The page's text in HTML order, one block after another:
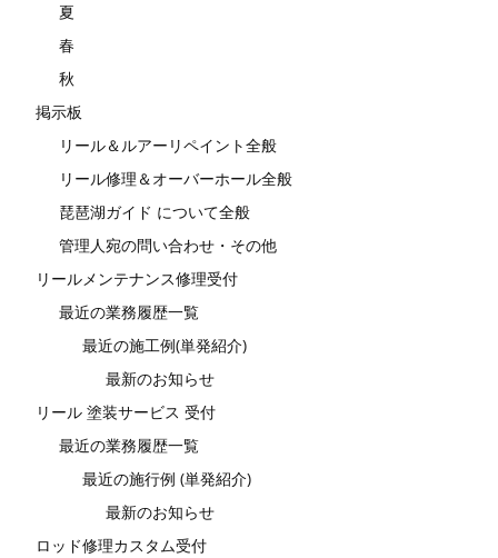
夏
春
秋
掲示板
リール＆ルアーリペイント全般
リール修理＆オーバーホール全般
琵琶湖ガイド について全般
管理人宛の問い合わせ・その他
リールメンテナンス修理受付
最近の業務履歴一覧
最近の施工例(単発紹介)
最新のお知らせ
リール 塗装サービス 受付
最近の業務履歴一覧
最近の施行例 (単発紹介)
最新のお知らせ
ロッド修理カスタム受付